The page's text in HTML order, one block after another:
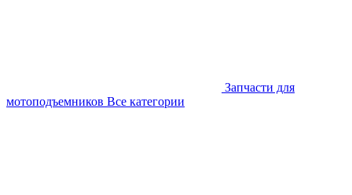
Запчасти для
мотоподъемников Все категории